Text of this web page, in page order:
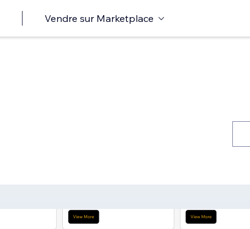
Vendre sur Marketplace